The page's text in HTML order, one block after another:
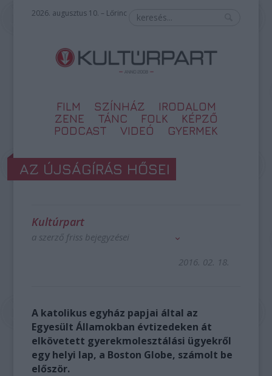
2026. augusztus 10. – Lőrinc
FILM SZÍNHÁZ
IRODALOM
ZENE
TÁNC FOLK
KÉPZŐ
PODCAST
VIDEÓ GYERMEK
AZ ÚJSÁGÍRÁS HŐSEI
Kultúrpart
a szerző friss bejegyzései
2016. 02. 18.
A katolikus egyház papjai által az
Egyesült Államokban évtizedeken át
elkövetett gyerekmolesztálási ügyekről
egy helyi lap, a Boston Globe, számolt be
először.